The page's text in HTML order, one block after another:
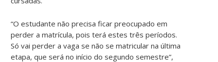
“O estudante não precisa ficar preocupado em
perder a matrícula, pois terá estes três períodos.
Só vai perder a vaga se não se matricular na última
etapa, que será no início do segundo semestre”,